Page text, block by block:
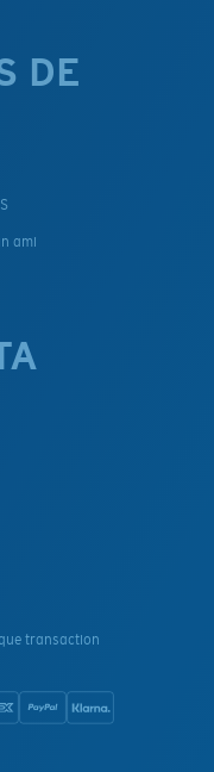
DE
ami
transaction